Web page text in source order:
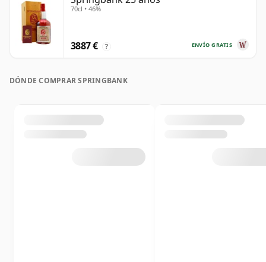
70cl • 46%
ENVÍO GRATIS
3887 € ?
DÓNDE COMPRAR SPRINGBANK